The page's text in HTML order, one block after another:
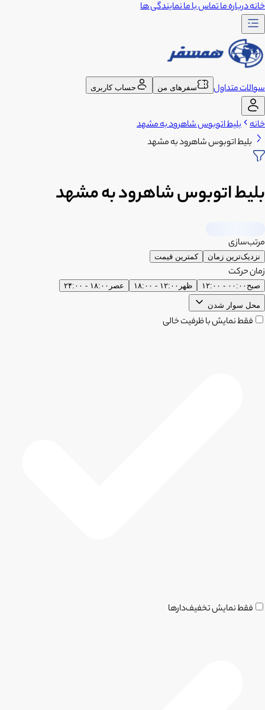
خانهدرباره ماتماس با مانمایندگی ها
سوالات متداول سفرهای من حساب کاربری
خانه بلیط اتوبوس شاهرود به مشهد
بلیط اتوبوس شاهرود به مشهد
بلیط اتوبوس شاهرود به مشهد
مرتب‌سازی
نزدیک‌ترین زمان کمترین قیمت
زمان حرکت
صبح ۰۰:۰۰ - ۱۲:۰۰ ظهر ۱۲:۰۰ - ۱۸:۰۰ عصر ۱۸:۰۰ - ۲۴:۰۰
محل سوار شدن
فقط نمایش با ظرفیت خالی
فقط نمایش تخفیف‌دارها